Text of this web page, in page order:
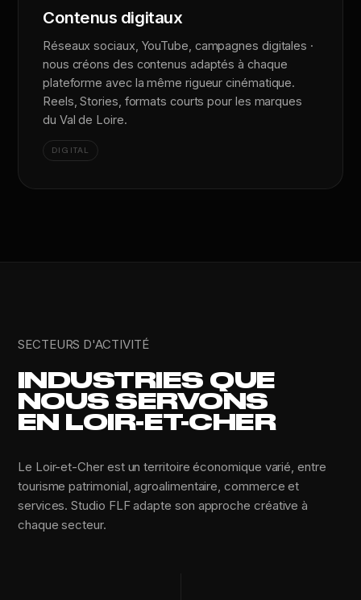
Contenus digitaux
Réseaux sociaux, YouTube, campagnes digitales ·
nous créons des contenus adaptés à chaque
plateforme avec la même rigueur cinématique.
Reels, Stories, formats courts pour les marques
du Val de Loire.
DIGITAL
SECTEURS D'ACTIVITÉ
INDUSTRIES QUE
NOUS SERVONS
EN LOIR-ET-CHER
Le Loir-et-Cher est un territoire économique varié, entre
tourisme patrimonial, agroalimentaire, commerce et
services. Studio FLF adapte son approche créative à
chaque secteur.